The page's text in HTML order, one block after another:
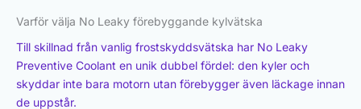
Varför välja No Leaky förebyggande kylvätska
Till skillnad från vanlig frostskyddsvätska har No Leaky
Preventive Coolant en unik dubbel fördel: den kyler och
skyddar inte bara motorn utan förebygger även läckage innan
de uppstår.